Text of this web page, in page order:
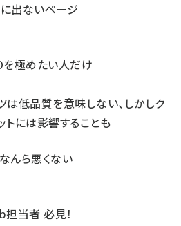
出ないページ
を極めたい人だけ
は低品質を意味しない、しかしク
トには影響することも
んら悪くない
当者 必見！